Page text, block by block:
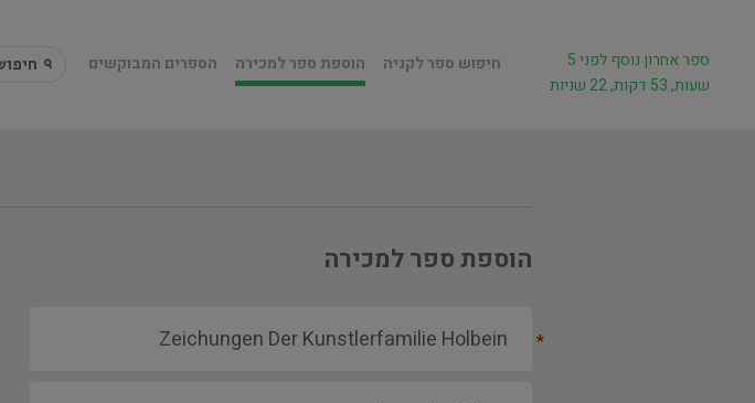
חיפוש ספר לקניה הוספת ספר למכירה הספרים המבוקשים
ספר אחרון נוסף לפני 5
שעות, 53 דקות, 22 שניות
הוספת ספר למכירה
*